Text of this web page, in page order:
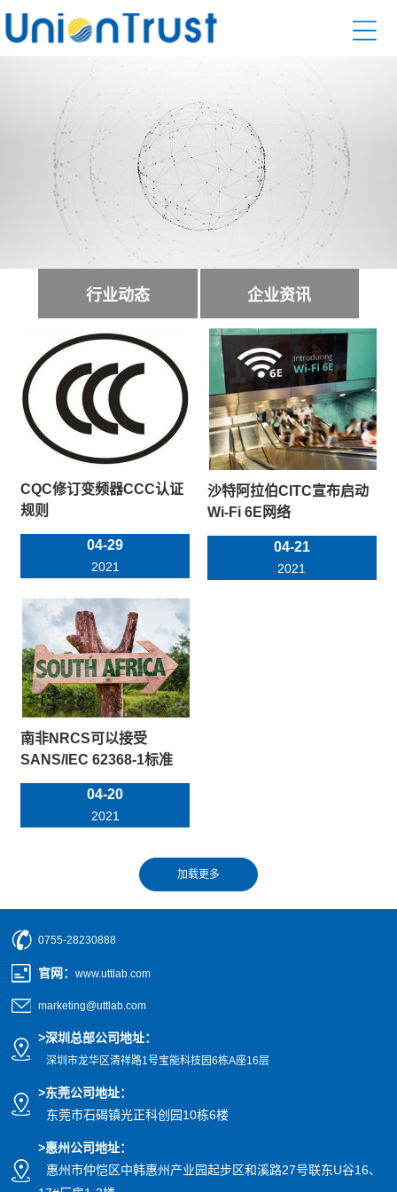
行业动态 企业资讯
CQC修订变频器CCC认证
规则
04-29
2021
沙特阿拉伯CITC宣布启动
Wi-Fi 6E网络
04-21
2021
南非NRCS可以接受
SANS/IEC 62368-1标准
04-20
2021
0755-28230888
官网 ：www.uttlab.com
marketing@uttlab.com
>深圳总部公司地址：
深圳市龙华区清祥路1号宝能科技园6栋A座16层
>东莞公司地址：
东莞市石碣镇光正科创园10栋6楼
>惠州公司地址：
惠州市仲恺区中韩惠州产业园起步区和溪路27号联东U谷16、